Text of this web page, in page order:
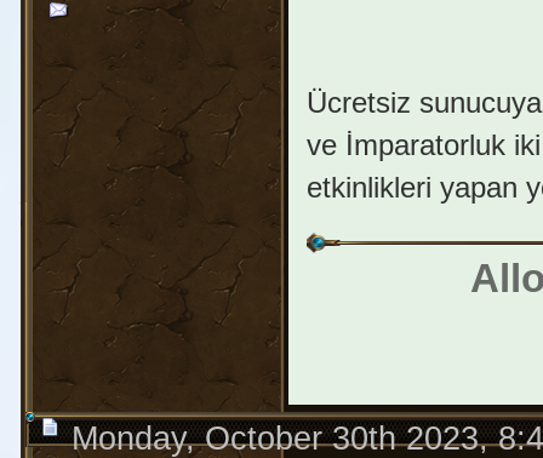
Ücretsiz
ve İmparatorluk
etkinlikleri yapan
Monday, October 30th 2023,